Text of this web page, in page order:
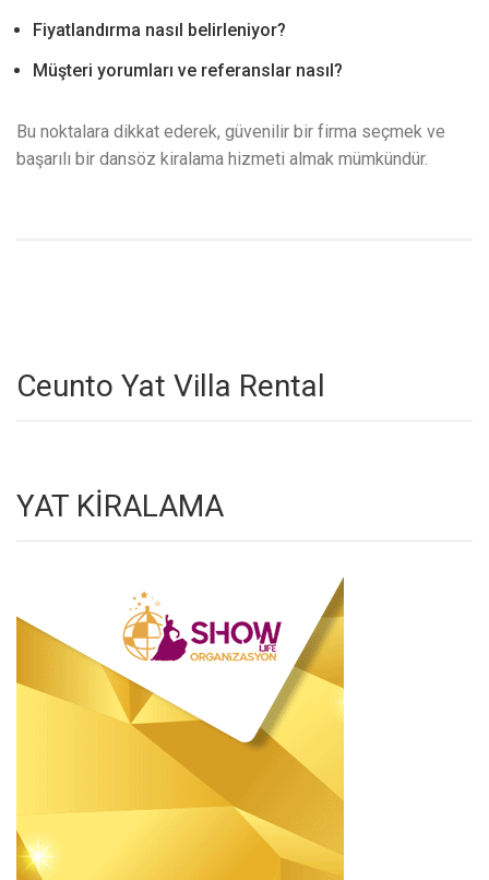
Fiyatlandırma nasıl belirleniyor?
Müşteri yorumları ve referanslar nasıl?
Bu noktalara dikkat ederek, güvenilir bir firma seçmek ve
başarılı bir dansöz kiralama hizmeti almak mümkündür.
Ceunto Yat Villa Rental
YAT KİRALAMA